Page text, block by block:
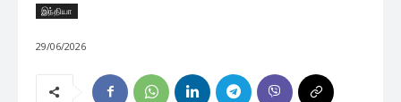
இந்தியா
29/06/2026